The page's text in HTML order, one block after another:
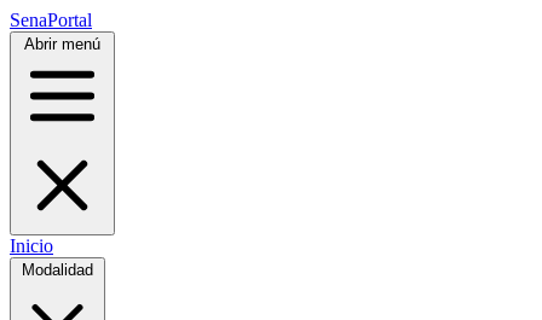
SenaPortal
Abrir menú
Inicio